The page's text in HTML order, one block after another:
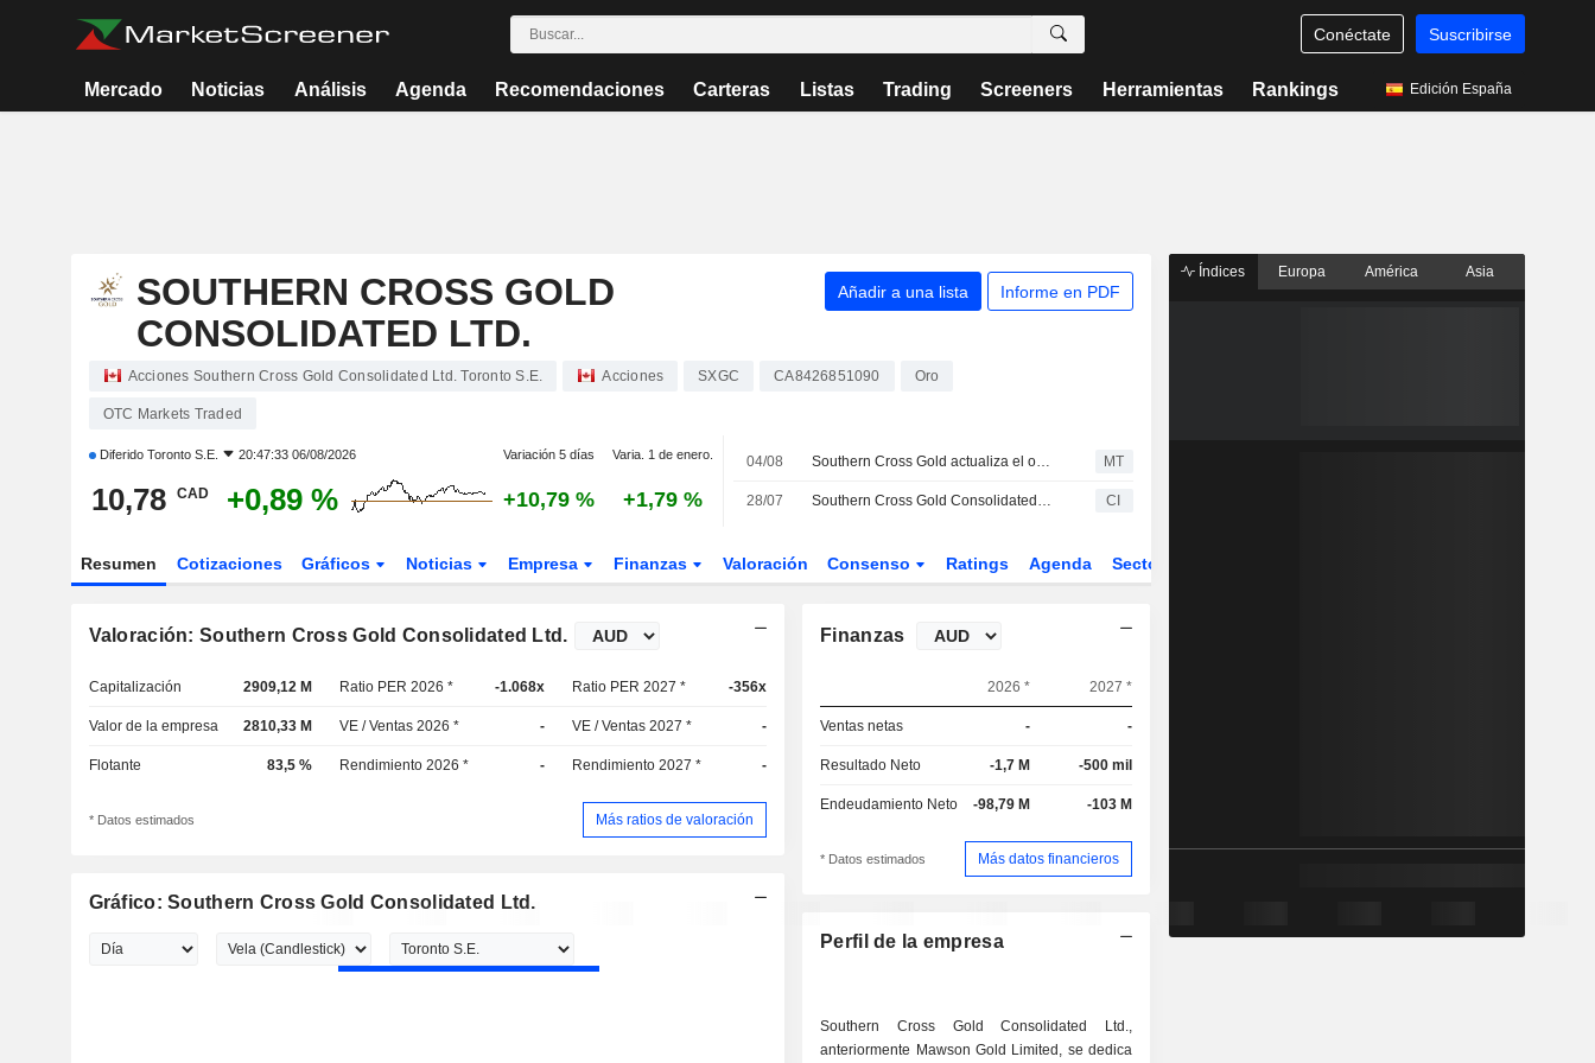
Conéctate Suscribirse
Mercado Noticias Análisis Agenda Recomendaciones Carteras Listas Trading Screeners Herramientas Rankings Edición España
SOUTHERN CROSS GOLD
CONSOLIDATED LTD.
Añadir a una lista Informe en PDF
Acciones Southern Cross Gold Consolidated Ltd. Toronto S.E. Acciones SXGC CA8426851090 Oro
OTC Markets Traded
Diferido Toronto S.E. 20:47:33 06/08/2026 Variación 5 días Varia. 1 de enero.
10,78 CAD +0,89 % +10,79 % +1,79 %
04/08 Southern Cross Gold actualiza el objetivo de exploración de su proyecto de oro y antimonio en Victoria MT
28/07 Southern Cross Gold Consolidated Ltd presenta los resultados de cinco perforaciones en el proyecto de oro y antimonio de Sunday Creek CI
Resumen Cotizaciones Gráficos Noticias Empresa Finanzas Valoración Consenso Ratings Agenda Sector
Valoración: Southern Cross Gold Consolidated Ltd.
Capitalización 2909,12 M Ratio PER 2026 * -1.068x Ratio PER 2027 * -356x
Valor de la empresa 2810,33 M VE / Ventas 2026 * - VE / Ventas 2027 * -
Flotante 83,5 % Rendimiento 2026 * - Rendimiento 2027 * -
* Datos estimados Más ratios de valoración
Gráfico: Southern Cross Gold Consolidated Ltd.
Finanzas
2026 * 2027 *
Ventas netas - -
Resultado Neto -1,7 M -500 mil
Endeudamiento Neto -98,79 M -103 M
* Datos estimados Más datos financieros
Perfil de la empresa
Southern Cross Gold Consolidated Ltd.,
anteriormente Mawson Gold Limited, se dedica
Índices Europa América Asia